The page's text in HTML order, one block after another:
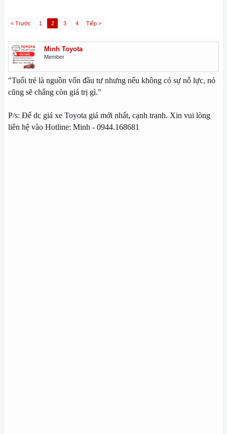
< Trước 1 2 3 4 Tiếp >
Minh Toyota
Member
"Tuổi trẻ là nguồn vốn đầu tư nhưng nếu không có sự nỗ lực, nó
cũng sẽ chẳng còn giá trị gì."
P/s: Để dc giá xe Toyota giá mới nhất, cạnh tranh. Xin vui lòng
liên hệ vào Hotline: Minh - 0944.168681